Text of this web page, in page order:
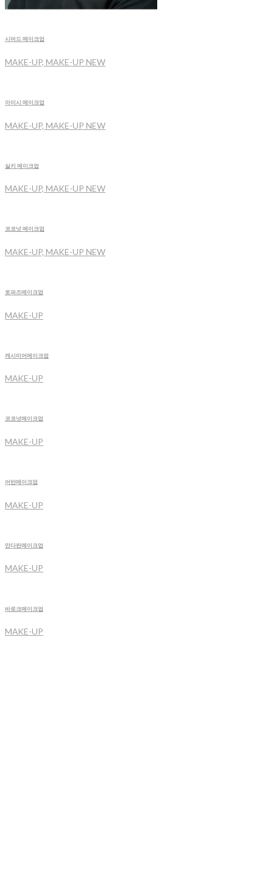
시머드 메이크업
MAKE-UP, MAKE-UP NEW
아이시 메이크업
MAKE-UP, MAKE-UP NEW
실키 메이크업
MAKE-UP, MAKE-UP NEW
코코넛 메이크업
MAKE-UP, MAKE-UP NEW
토파즈메이크업
MAKE-UP
캐시미어메이크업
MAKE-UP
코코넛메이크업
MAKE-UP
어반메이크업
MAKE-UP
만다린메이크업
MAKE-UP
바로크메이크업
MAKE-UP